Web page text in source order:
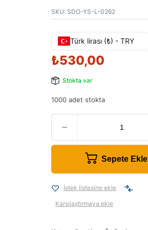
SKU: SDO-YS-L-0262
Türk lirası (₺) - TRY
₺530,00
Stokta var
1000 adet stokta
Sepete Ekle
İstek listesine ekle
Karşılaştırmaya ekle